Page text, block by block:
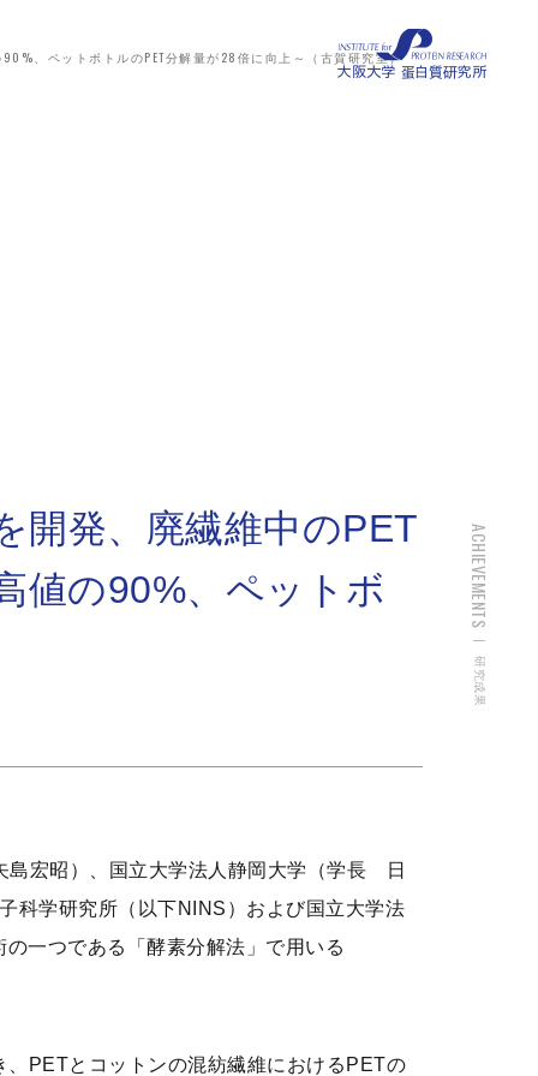
ACHIEVEMENTS
研究成果
、ペットボトルのPET分解量が28倍に向上～（古賀研究室）
開発、廃繊維中のPET
値の90%、ペットボ
島宏昭）、国立大学法人静岡大学（学長 日
科学研究所（以下NINS）および国立大学法
一つである「酵素分解法」で用いる
PETとコットンの混紡繊維におけるPETの